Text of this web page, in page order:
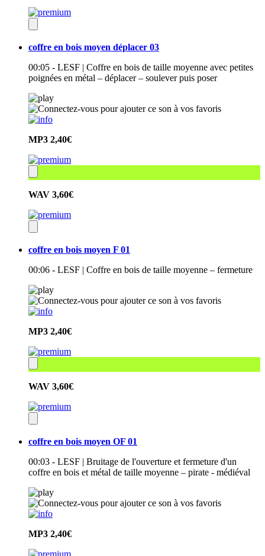
coffre en bois moyen déplacer 03
00:05 - LESF | Coffre en bois de taille moyenne avec petites
poignées en métal – déplacer – soulever puis poser
MP3 2,40€
WAV 3,60€
coffre en bois moyen F 01
00:06 - LESF | Coffre en bois de taille moyenne – fermeture
MP3 2,40€
WAV 3,60€
coffre en bois moyen OF 01
00:03 - LESF | Bruitage de l'ouverture et fermeture d'un
coffre en bois et métal de taille moyenne – pirate - médiéval
MP3 2,40€